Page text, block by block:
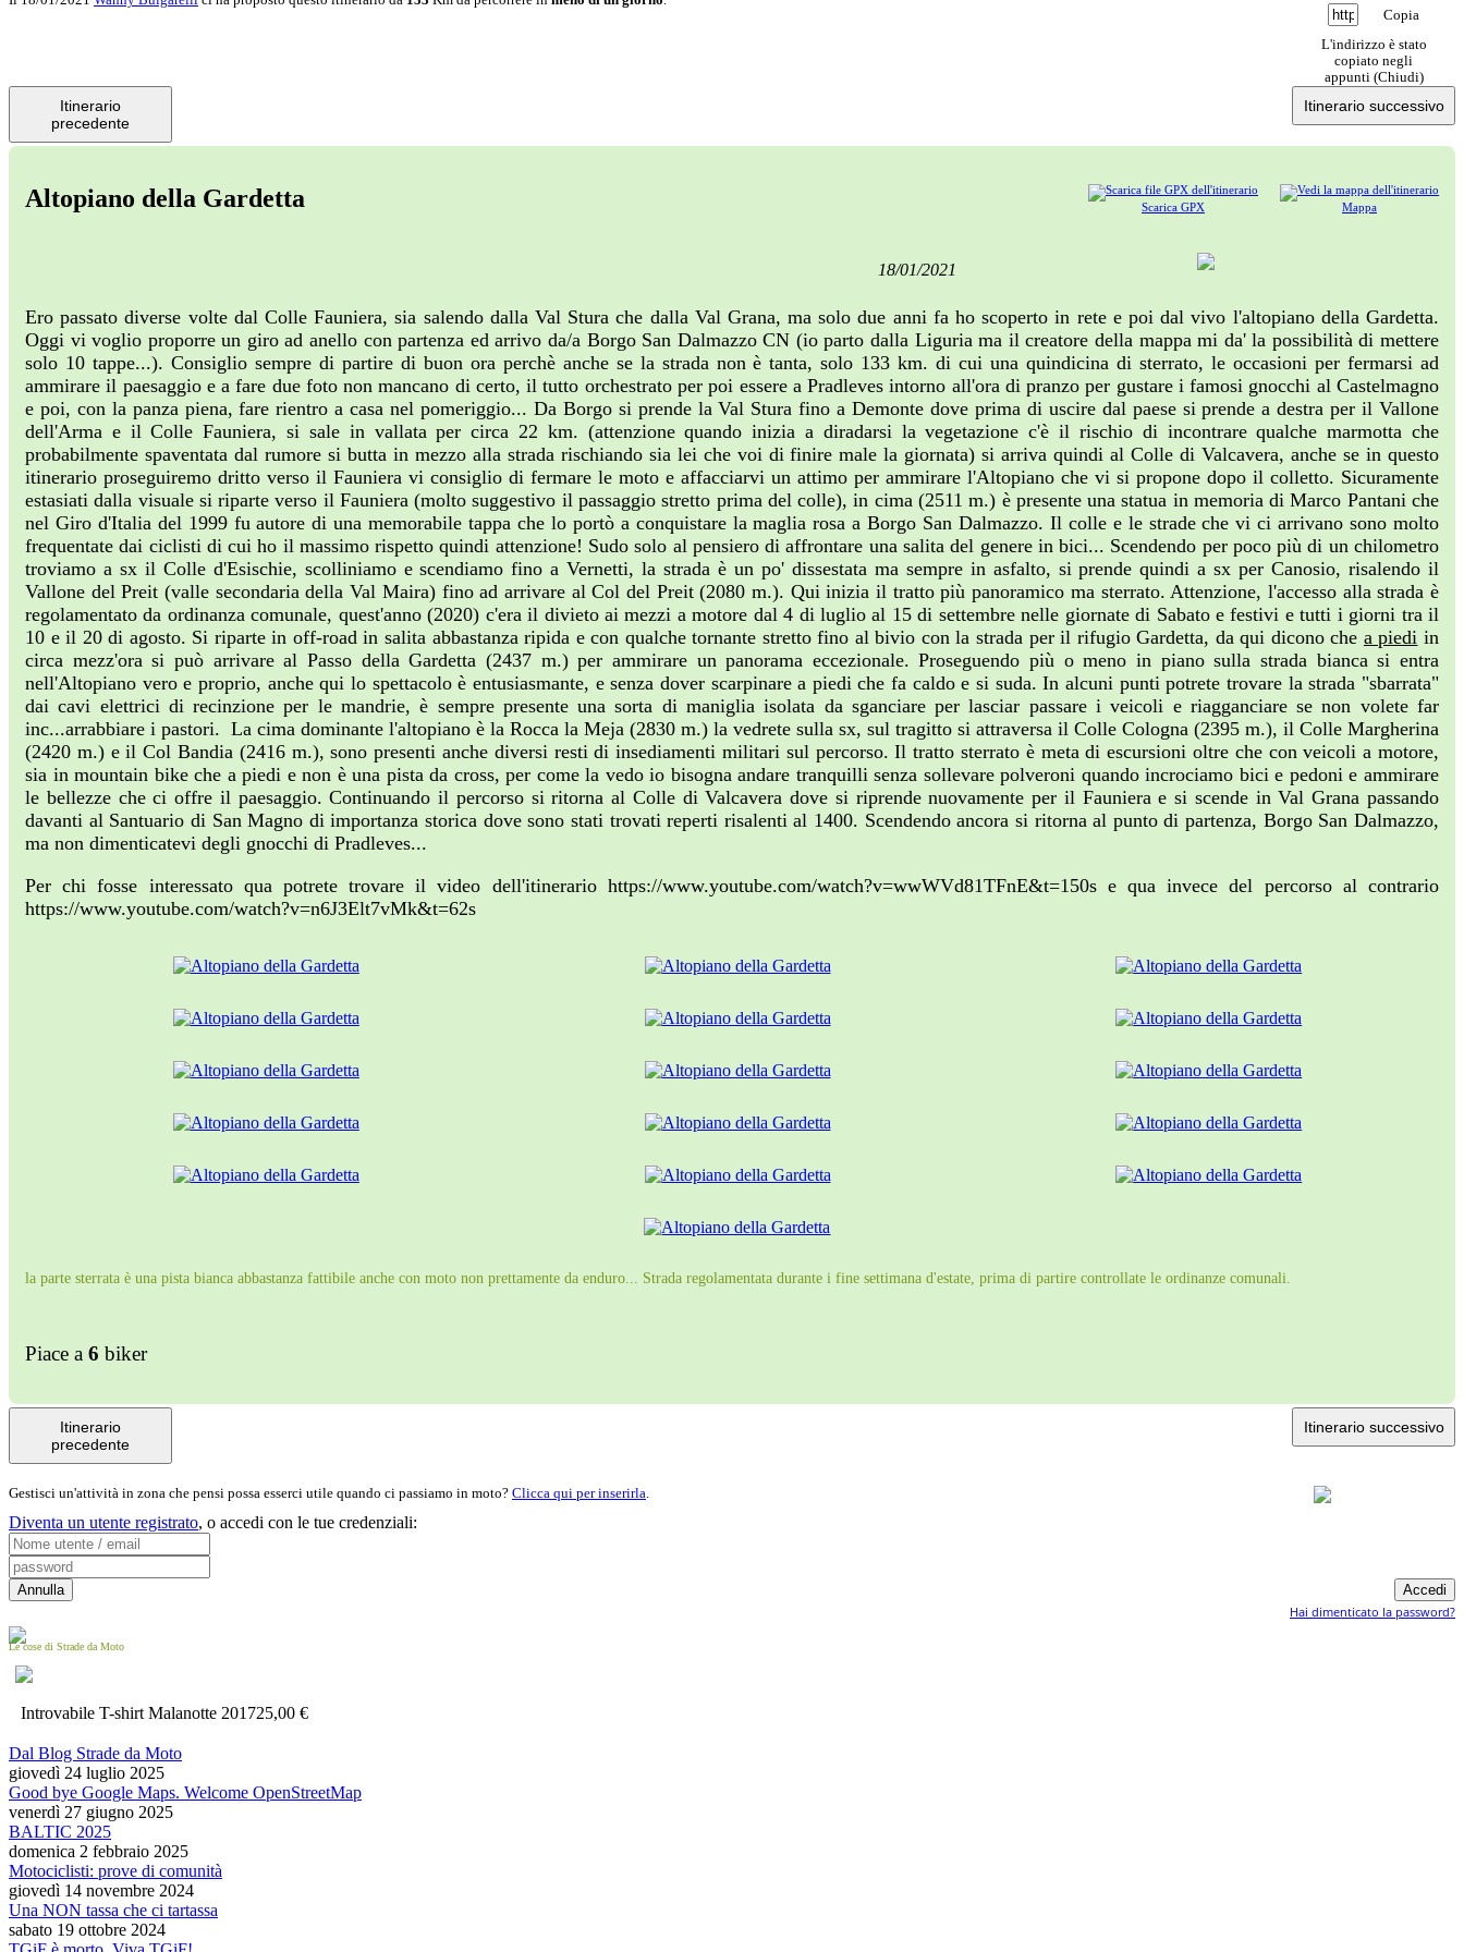
Copia
L'indirizzo è stato
copiato negli
appunti (Chiudi)
Itinerario
precedente
Itinerario successivo
Mappa
Scarica GPX
Altopiano della Gardetta
18/01/2021
Ero passato diverse volte dal Colle Fauniera, sia salendo dalla Val Stura che dalla Val Grana, ma solo due anni fa ho scoperto in rete e poi dal vivo l'altopiano della Gardetta.
Oggi vi voglio proporre un giro ad anello con partenza ed arrivo da/a Borgo San Dalmazzo CN (io parto dalla Liguria ma il creatore della mappa mi da' la possibilità di mettere
solo 10 tappe...). Consiglio sempre di partire di buon ora perchè anche se la strada non è tanta, solo 133 km. di cui una quindicina di sterrato, le occasioni per fermarsi ad
ammirare il paesaggio e a fare due foto non mancano di certo, il tutto orchestrato per poi essere a Pradleves intorno all'ora di pranzo per gustare i famosi gnocchi al Castelmagno
e poi, con la panza piena, fare rientro a casa nel pomeriggio... Da Borgo si prende la Val Stura fino a Demonte dove prima di uscire dal paese si prende a destra per il Vallone
dell'Arma e il Colle Fauniera, si sale in vallata per circa 22 km. (attenzione quando inizia a diradarsi la vegetazione c'è il rischio di incontrare qualche marmotta che
probabilmente spaventata dal rumore si butta in mezzo alla strada rischiando sia lei che voi di finire male la giornata) si arriva quindi al Colle di Valcavera, anche se in questo
itinerario proseguiremo dritto verso il Fauniera vi consiglio di fermare le moto e affacciarvi un attimo per ammirare l'Altopiano che vi si propone dopo il colletto. Sicuramente
estasiati dalla visuale si riparte verso il Fauniera (molto suggestivo il passaggio stretto prima del colle), in cima (2511 m.) è presente una statua in memoria di Marco Pantani che
nel Giro d'Italia del 1999 fu autore di una memorabile tappa che lo portò a conquistare la maglia rosa a Borgo San Dalmazzo. Il colle e le strade che vi ci arrivano sono molto
frequentate dai ciclisti di cui ho il massimo rispetto quindi attenzione! Sudo solo al pensiero di affrontare una salita del genere in bici... Scendendo per poco più di un chilometro
troviamo a sx il Colle d'Esischie, scolliniamo e scendiamo fino a Vernetti, la strada è un po' dissestata ma sempre in asfalto, si prende quindi a sx per Canosio, risalendo il
Vallone del Preit (valle secondaria della Val Maira) fino ad arrivare al Col del Preit (2080 m.). Qui inizia il tratto più panoramico ma sterrato. Attenzione, l'accesso alla strada è
regolamentato da ordinanza comunale, quest'anno (2020) c'era il divieto ai mezzi a motore dal 4 di luglio al 15 di settembre nelle giornate di Sabato e festivi e tutti i giorni tra il
10 e il 20 di agosto. Si riparte in off-road in salita abbastanza ripida e con qualche tornante stretto fino al bivio con la strada per il rifugio Gardetta, da qui dicono che a piedi in
circa mezz'ora si può arrivare al Passo della Gardetta (2437 m.) per ammirare un panorama eccezionale. Proseguendo più o meno in piano sulla strada bianca si entra
nell'Altopiano vero e proprio, anche qui lo spettacolo è entusiasmante, e senza dover scarpinare a piedi che fa caldo e si suda. In alcuni punti potrete trovare la strada "sbarrata"
dai cavi elettrici di recinzione per le mandrie, è sempre presente una sorta di maniglia isolata da sganciare per lasciar passare i veicoli e riagganciare se non volete far
inc...arrabbiare i pastori. La cima dominante l'altopiano è la Rocca la Meja (2830 m.) la vedrete sulla sx, sul tragitto si attraversa il Colle Cologna (2395 m.), il Colle Margherina
(2420 m.) e il Col Bandia (2416 m.), sono presenti anche diversi resti di insediamenti militari sul percorso. Il tratto sterrato è meta di escursioni oltre che con veicoli a motore,
sia in mountain bike che a piedi e non è una pista da cross, per come la vedo io bisogna andare tranquilli senza sollevare polveroni quando incrociamo bici e pedoni e ammirare
le bellezze che ci offre il paesaggio. Continuando il percorso si ritorna al Colle di Valcavera dove si riprende nuovamente per il Fauniera e si scende in Val Grana passando
davanti al Santuario di San Magno di importanza storica dove sono stati trovati reperti risalenti al 1400. Scendendo ancora si ritorna al punto di partenza, Borgo San Dalmazzo,
ma non dimenticatevi degli gnocchi di Pradleves...
Per chi fosse interessato qua potrete trovare il video dell'itinerario https://www.youtube.com/watch?v=wwWVd81TFnE&t=150s e qua invece del percorso al contrario
https://www.youtube.com/watch?v=n6J3Elt7vMk&t=62s
la parte sterrata è una pista bianca abbastanza fattibile anche con moto non prettamente da enduro... Strada regolamentata durante i fine settimana d'estate, prima di partire controllate le ordinanze comunali.
Piace a 6 biker
Itinerario
precedente
Itinerario successivo
Gestisci un'attività in zona che pensi possa esserci utile quando ci passiamo in moto? Clicca qui per inserirla.
Diventa un utente registrato, o accedi con le tue credenziali:
Hai dimenticato la password?
Le cose di Strade da Moto
Introvabile T-shirt Malanotte 201725,00 €
Dal Blog Strade da Moto
giovedì 24 luglio 2025
Good bye Google Maps. Welcome OpenStreetMap
venerdì 27 giugno 2025
BALTIC 2025
domenica 2 febbraio 2025
Motociclisti: prove di comunità
giovedì 14 novembre 2024
Una NON tassa che ci tartassa
sabato 19 ottobre 2024